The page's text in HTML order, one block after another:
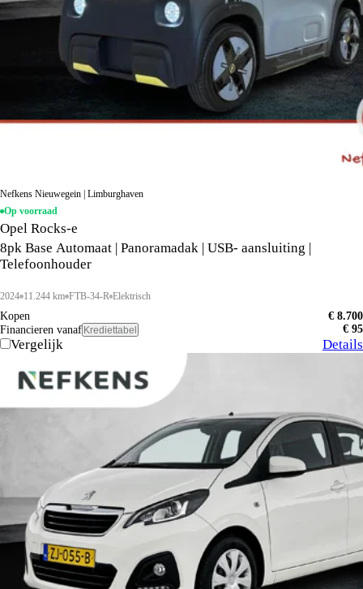
Nefkens Nieuwegein | Limburghaven
Op voorraad
Opel Rocks-e
8pk Base Automaat | Panoramadak | USB- aansluiting |
Telefoonhouder
2024 11.244 km FTB-34-R Elektrisch
Kopen
€ 8.700
Financieren vanaf Krediettabel € 95
Vergelijk Details